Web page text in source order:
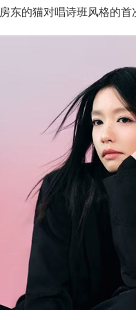
房东的猫对唱诗班风格的首